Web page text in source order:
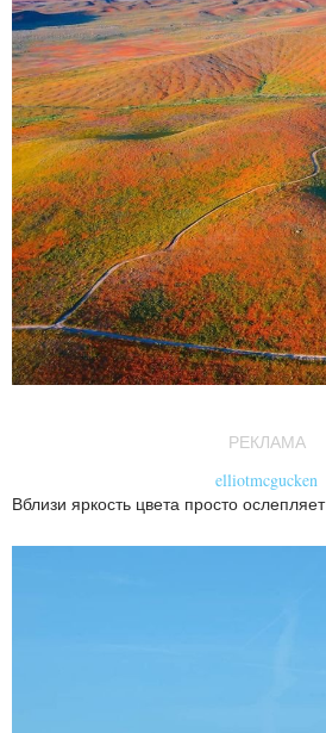
РЕКЛАМА
elliotmcgucken
Вблизи яркость цвета просто ослепляет